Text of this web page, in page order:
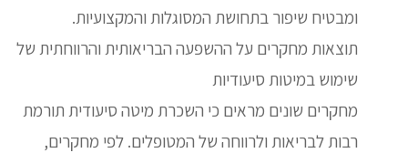
ומבטיח שיפור בתחושת המסוגלות והמקצועיות.
תוצאות מחקרים על ההשפעה הבריאותית והרווחתית של
שימוש במיטות סיעודיות
מחקרים שונים מראים כי השכרת מיטה סיעודית תורמת
רבות לבריאות ולרווחה של המטופלים. לפי מחקרים,